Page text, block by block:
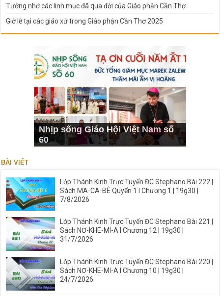
Tưởng nhớ các linh mục đã qua đời của Giáo phận Cần Thơ
Giờ lễ tại các giáo xứ trong Giáo phận Cần Thơ 2025
Nhịp sống Giáo Hội Việt Nam số
60
BÀI VIẾT
Lớp Thánh Kinh Trực Tuyến ĐC Stephano Bài 222 |
Sách MA-CA-BÊ Quyển 1 I Chương 1 | 19g30 |
7/8/2026
Lớp Thánh Kinh Trực Tuyến ĐC Stephano Bài 221 |
Sách NƠ-KHE-MI-A I Chương 12 | 19g30 |
31/7/2026
Lớp Thánh Kinh Trực Tuyến ĐC Stephano Bài 220 |
Sách NƠ-KHE-MI-A I Chương 10 | 19g30 |
24/7/2026